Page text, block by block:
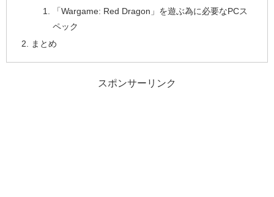
「Wargame: Red Dragon」を遊ぶ為に必要なPCス
ペック
まとめ
スポンサーリンク